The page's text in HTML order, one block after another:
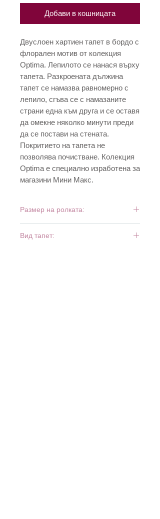
Добави в кошницата
Двуслоен хартиен тапет в бордо с
флорален мотив от колекция
Optima. Лепилото се нанася върху
тапета. Разкроената дължина
тапет се намазва равномерно с
лепило, сгъва се с намазаните
страни една към друга и се оставя
да омекне няколко минути преди
да се постави на стената.
Покритието на тапета не
позволява почистване. Колекция
Optima е специално изработена за
магазини Мини Макс.
Размер на ролката:
Вид тапет: